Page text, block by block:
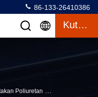
86-133-26410386
Kutipan
Poliuretan >